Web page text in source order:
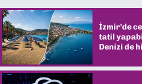
İzmir’de
tatil
Denizi de